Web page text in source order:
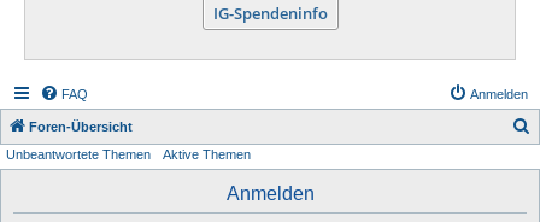
IG-Spendeninfo
FAQ Anmelden
Foren-Übersicht
Unbeantwortete Themen Aktive Themen
Anmelden